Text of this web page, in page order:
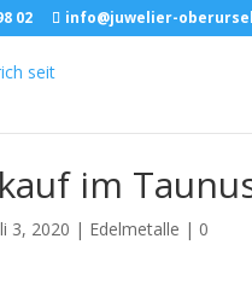
02 info@juwelier-
im
3, 2020 | Edelmetalle | 0